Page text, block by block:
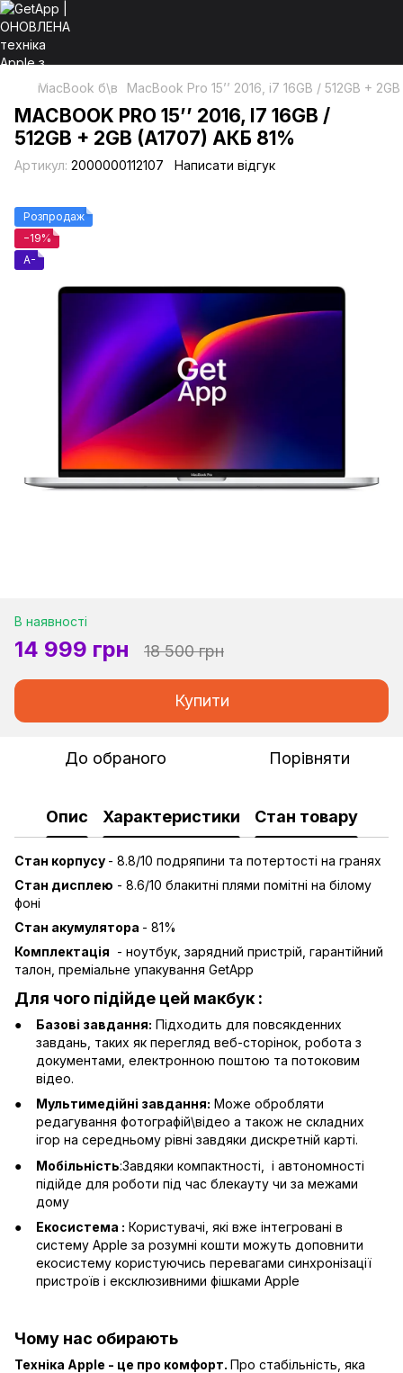
MacBook б\в MacBook Pro 15’’ 2016, i7 16GB / 512GB +
MACBOOK PRO 15’’ 2016, I7 16GB /
512GB + 2GB (A1707) АКБ 81%
Артикул: 2000000112107 Написати відгук
Розпродаж
−19%
A-
В наявності
14 999 грн 18 500 грн
Купити
До обраного Порівняти
Опис Характеристики Стан товару
Стан корпусу - 8.8/10 подряпини та потертості на гранях
Стан дисплею - 8.6/10 блакитні плями помітні на білому
фоні
Стан акумулятора - 81%
Комплектація - ноутбук, зарядний пристрій, гарантійний
талон, преміальне упакування GetApp
Для чого підійде цей макбук :
Базові завдання: Підходить для повсякденних
завдань, таких як перегляд веб-сторінок, робота з
документами, електронною поштою та потоковим
відео.
Мультимедійні завдання: Може обробляти
редагування фотографій\відео а також не складних
ігор на середньому рівні завдяки дискретній карті.
Мобільність:Завдяки компактності, і автономності
підійде для роботи під час блекауту чи за межами
дому
Екосистема : Користувачі, які вже інтегровані в
систему Apple за розумні кошти можуть доповнити
екосистему користуючись перевагами синхронізації
пристроїв і ексклюзивними фішками Apple
Чому нас обирають
Техніка Apple - це про комфорт. Про стабільність, яка